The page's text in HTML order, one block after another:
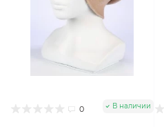
0 В наличии